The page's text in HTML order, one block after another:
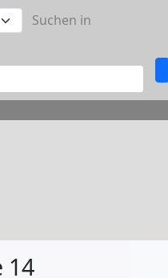
Suchen in
14